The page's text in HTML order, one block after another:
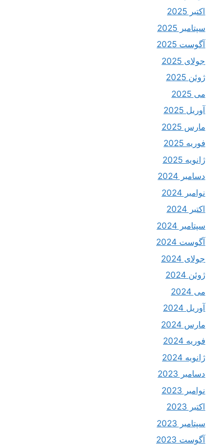
اکتبر 2025
سپتامبر 2025
آگوست 2025
جولای 2025
ژوئن 2025
می 2025
آوریل 2025
مارس 2025
فوریه 2025
ژانویه 2025
دسامبر 2024
نوامبر 2024
اکتبر 2024
سپتامبر 2024
آگوست 2024
جولای 2024
ژوئن 2024
می 2024
آوریل 2024
مارس 2024
فوریه 2024
ژانویه 2024
دسامبر 2023
نوامبر 2023
اکتبر 2023
سپتامبر 2023
آگوست 2023